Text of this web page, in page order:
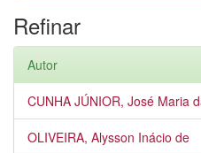
Refinar
Autor
CUNHA JÚNIOR, José Maria
OLIVEIRA, Alysson Inácio de